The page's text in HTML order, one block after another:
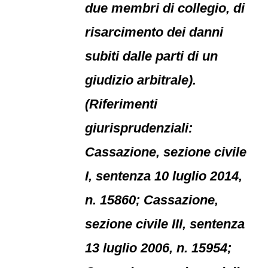
due membri di collegio, di
risarcimento dei danni
subiti dalle parti di un
giudizio arbitrale).
(Riferimenti
giurisprudenziali:
Cassazione, sezione civile
I, sentenza 10 luglio 2014,
n. 15860; Cassazione,
sezione civile III, sentenza
13 luglio 2006, n. 15954;